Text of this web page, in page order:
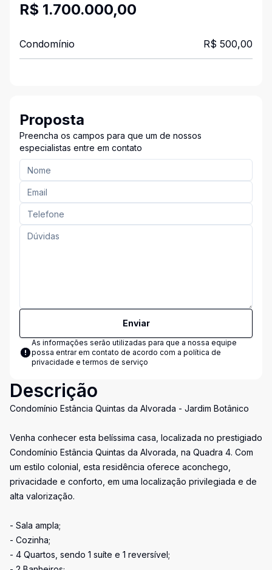
R$ 1.700.000,00
Condomínio R$ 500,00
Proposta
Preencha os campos para que um de nossos
especialistas entre em contato
Enviar
As informações serão utilizadas para que a nossa equipe
possa entrar em contato de acordo com a política de
privacidade e termos de serviço
Descrição
Condomínio Estância Quintas da Alvorada - Jardim Botânico
Venha conhecer esta belíssima casa, localizada no prestigiado
Condomínio Estância Quintas da Alvorada, na Quadra 4. Com
um estilo colonial, esta residência oferece aconchego,
privacidade e conforto, em uma localização privilegiada e de
alta valorização.
- Sala ampla;
- Cozinha;
- 4 Quartos, sendo 1 suíte e 1 reversível;